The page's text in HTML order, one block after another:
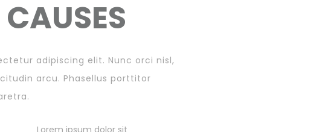
adipiscing elit. Nunc orci nisl,
arcu. Phasellus porttitor